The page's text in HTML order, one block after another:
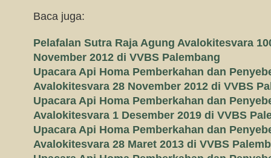
Baca juga:
Pelafalan Sutra Raja Agung Avalokitesvara
November 2012 di VVBS Palembang
Upacara Api Homa Pemberkahan dan
Avalokitesvara 28 November 2012 di VVBS
Upacara Api Homa Pemberkahan dan
Avalokitesvara 1 Desember 2019 di VVBS
Upacara Api Homa Pemberkahan dan
Avalokitesvara 28 Maret 2013 di VVBS